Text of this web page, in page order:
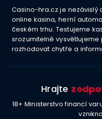
Casino-hra.cz je nezávislý
online kasina, herní
českém trhu. Testujeme
srozumitelně
rozhodovat chytře a
Hrajte
18+ Ministerstvo financí